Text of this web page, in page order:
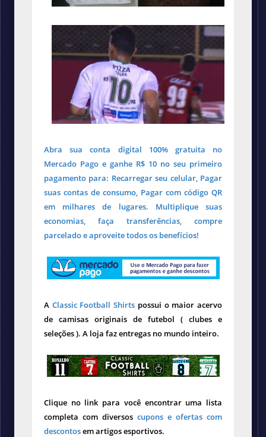
Abra sua conta digital 100% gratuita no
Mercado Pago e ganhe R$ 10 no seu primeiro
pagamento para: Recarregar seu celular, Pagar
suas contas de consumo, Pagar com código QR
em milhares de lugares. Multiplique suas
economias, faça transferências, compre
parcelado e aproveite todos os benefícios!
A Classic Football Shirts possui o maior acervo
de camisas originais de futebol ( clubes e
seleções ). A loja faz entregas no mundo inteiro.
Clique no link para você encontrar uma lista
completa com diversos cupons e ofertas com
descontosem artigos esportivos.